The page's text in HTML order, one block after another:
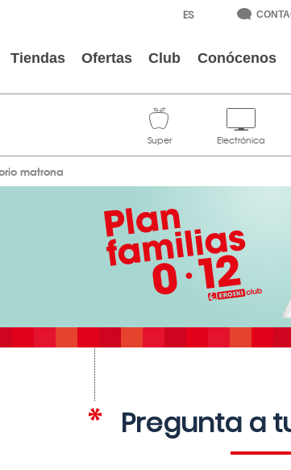
Tiendas Ofertas Club Conócenos
matrona
Pregunta a